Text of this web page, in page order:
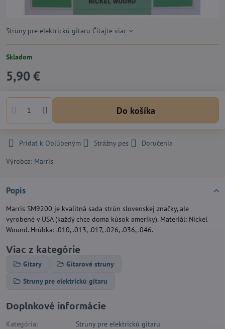
Struny pre elektrickú gitaru Čítajte viac
Skladom
5,90 €
Do košíka
Pridať k Obľúbeným Strážny pes
Doručenia
Výrobca: Marris
Popis
Marris SM9200 je kvalitná sada strún slovenskej značky, ale
vyrobené v USA (každý chce doma kúsok ameriky). Materiál: Nickel
Wound. Hrúbka: .010, .013, .017, .026, .036, .046.
Viac z kategórie
Gitary
Gitarové struny
Struny pre elektrickú gitaru
Doplnkové informácie
Kategória: Struny pre elektrickú gitaru